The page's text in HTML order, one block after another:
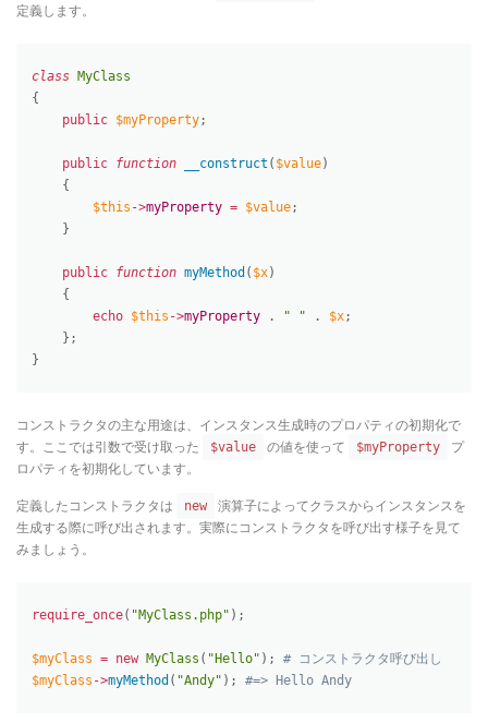
定義します。
class MyClass
{
public $myProperty;
public function __construct ( $value)
{
$this ->myProperty = $value;
}
public function myMethod ( $x)
{
echo $this ->myProperty . " " . $x;
} ;
}
コンストラクタの主な用途は、インスタンス生成時のプロパティの初期化で
す。ここでは引数で受け取った
$value の値を使って $myProperty
プ
ロパティを初期化しています。
定義したコンストラクタは
new
演算子によってクラスからインスタンスを
生成する際に呼び出されます。実際にコンストラクタを呼び出す様子を見て
みましょう。
require_once( "MyClass.php" ) ;
$myClass = new MyClass ( "Hello" ) ;
# コンストラクタ呼び出し
$myClass ->myMethod ( "Andy" ) ; #=> Hello Andy